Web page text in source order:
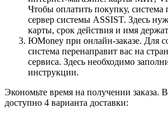
Чтобы оплатить покупку, система
сервер системы ASSIST. Здесь
карты, срок действия и имя
ЮMoney при онлайн-заказе. Для
система перенаправит вас на
сервиса. Здесь необходимо
инструкции.
Экономьте время на получении заказа.
доступно 4 варианта доставки: